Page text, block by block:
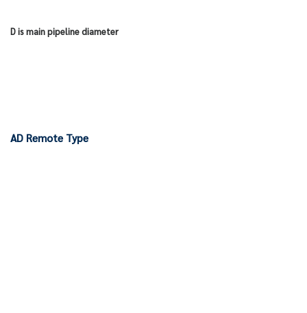
D is main pipeline diameter
AD Remote Type